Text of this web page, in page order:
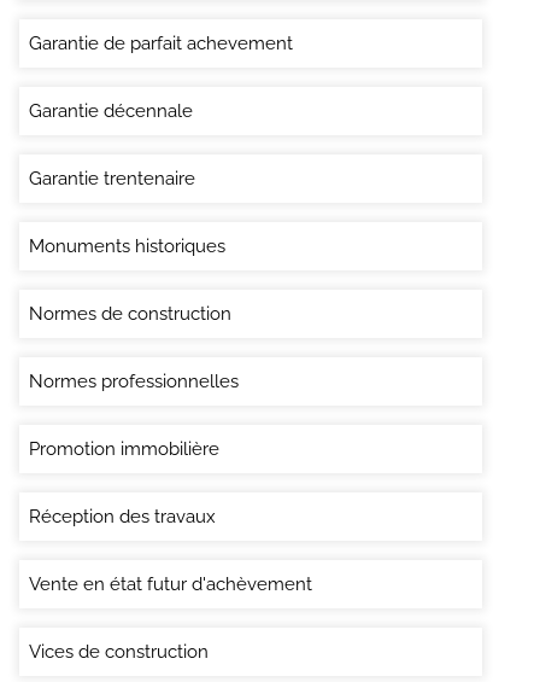
Garantie de parfait achevement
Garantie décennale
Garantie trentenaire
Monuments historiques
Normes de construction
Normes professionnelles
Promotion immobilière
Réception des travaux
Vente en état futur d'achèvement
Vices de construction